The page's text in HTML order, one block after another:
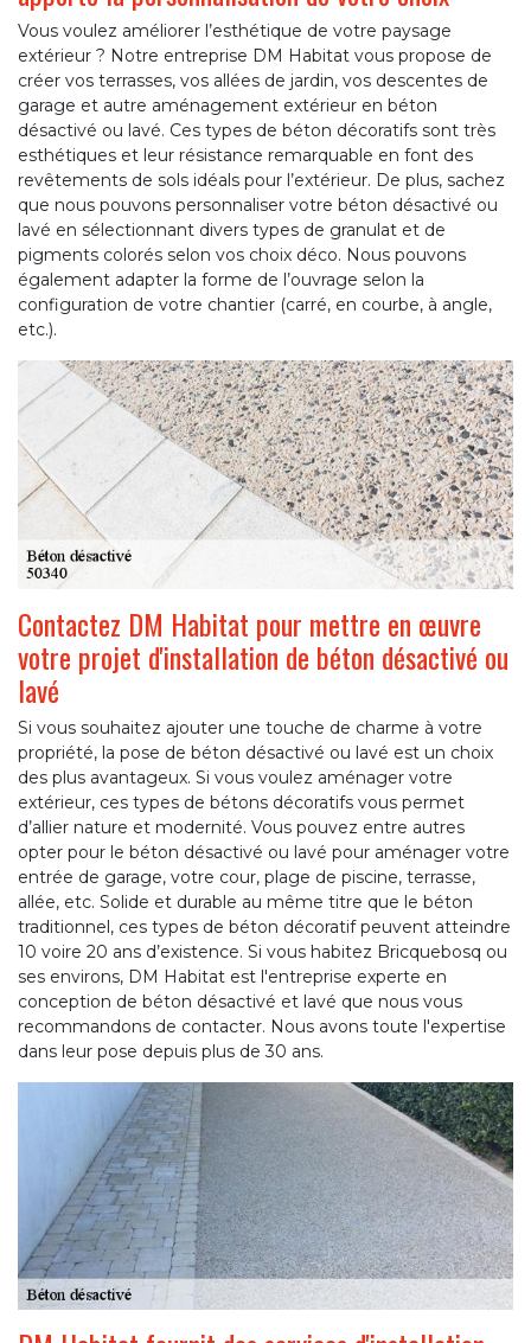
Vous voulez améliorer l’esthétique de votre paysage
extérieur ? Notre entreprise DM Habitat vous propose de
créer vos terrasses, vos allées de jardin, vos descentes de
garage et autre aménagement extérieur en béton
désactivé ou lavé. Ces types de béton décoratifs sont très
esthétiques et leur résistance remarquable en font des
revêtements de sols idéals pour l’extérieur. De plus, sachez
que nous pouvons personnaliser votre béton désactivé ou
lavé en sélectionnant divers types de granulat et de
pigments colorés selon vos choix déco. Nous pouvons
également adapter la forme de l’ouvrage selon la
configuration de votre chantier (carré, en courbe, à angle,
etc.).
Contactez DM Habitat pour mettre en œuvre
votre projet d'installation de béton désactivé ou
lavé
Si vous souhaitez ajouter une touche de charme à votre
propriété, la pose de béton désactivé ou lavé est un choix
des plus avantageux. Si vous voulez aménager votre
extérieur, ces types de bétons décoratifs vous permet
d’allier nature et modernité. Vous pouvez entre autres
opter pour le béton désactivé ou lavé pour aménager votre
entrée de garage, votre cour, plage de piscine, terrasse,
allée, etc. Solide et durable au même titre que le béton
traditionnel, ces types de béton décoratif peuvent atteindre
10 voire 20 ans d’existence. Si vous habitez Bricquebosq ou
ses environs, DM Habitat est l'entreprise experte en
conception de béton désactivé et lavé que nous vous
recommandons de contacter. Nous avons toute l'expertise
dans leur pose depuis plus de 30 ans.